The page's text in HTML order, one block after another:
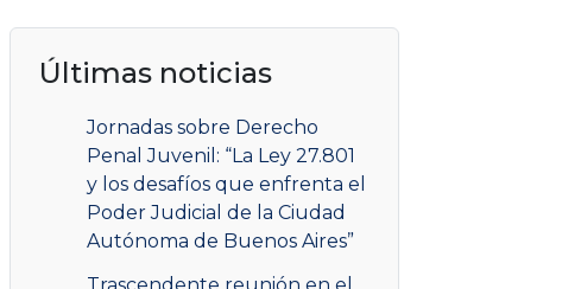
Últimas noticias
Jornadas sobre Derecho
Penal Juvenil: “La Ley 27.801
y los desafíos que enfrenta el
Poder Judicial de la Ciudad
Autónoma de Buenos Aires”